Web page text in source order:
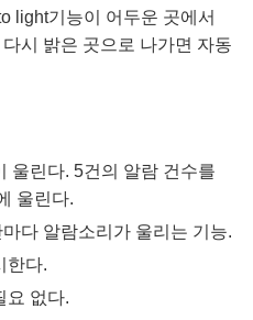
light기능이 어두운 곳에서
시 밝은 곳으로 나가면 자동
울린다. 5건의 알람 건수를
울린다.
다 알람소리가 울리는 기능.
한다.
요 없다.